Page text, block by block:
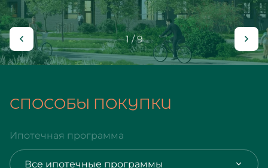
1 / 9
СПОСОБЫ ПОКУПКИ
Ипотечная программа
Все ипотечные программы